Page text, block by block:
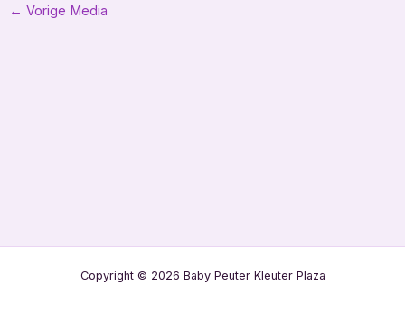
Bericht
← Vorige Media
Copyright © 2026 Baby Peuter Kleuter Plaza